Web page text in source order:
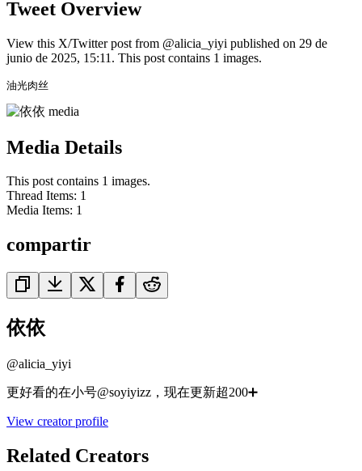
Tweet Overview
View this X/Twitter post from @alicia_yiyi published on 29 de
junio de 2025, 15:11. This post contains 1 images.
油光肉丝
Media Details
This post contains 1 images.
Thread Items: 1
Media Items: 1
compartir
依依
@alicia_yiyi
更好看的在小号@soyiyizz，现在更新超200➕
View creator profile
Related Creators